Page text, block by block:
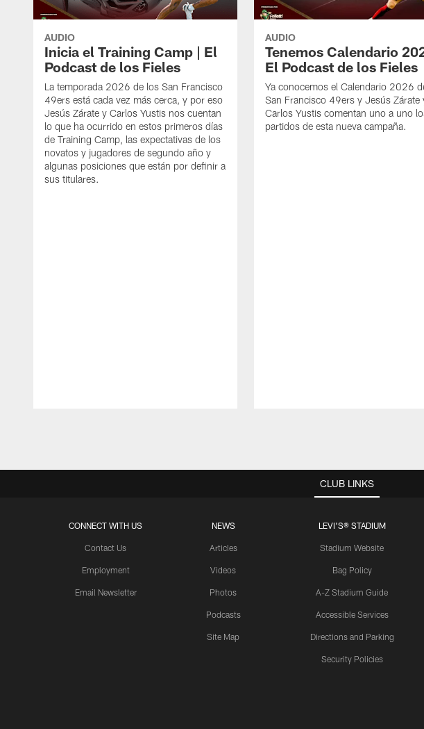
AUDIO
Inicia el Training Camp | El
Podcast de los Fieles
La temporada 2026 de los San Francisco
49ers está cada vez más cerca, y por eso
Jesús Zárate y Carlos Yustis nos cuentan
lo que ha ocurrido en estos primeros días
de Training Camp, las expectativas de los
novatos y jugadores de segundo año y
algunas posiciones que están por definir a
sus titulares.
AUDIO
Tenemos Calendario
El Podcast de los Fieles
Ya conocemos el Calendario 2026
San Francisco 49ers y Jesús Zárate
Carlos Yustis comentan uno a uno
partidos de esta nueva campaña.
CLUB LINKS
CONNECT WITH US
Contact Us
Employment
Email Newsletter
NEWS
Articles
Videos
Photos
Podcasts
Site Map
LEVI'S® STADIUM
Stadium Website
Bag Policy
A-Z Stadium Guide
Accessible Services
Directions and Parking
Security Policies